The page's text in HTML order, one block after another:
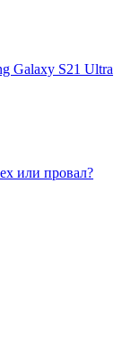
Galaxy S21 Ultra
или провал?